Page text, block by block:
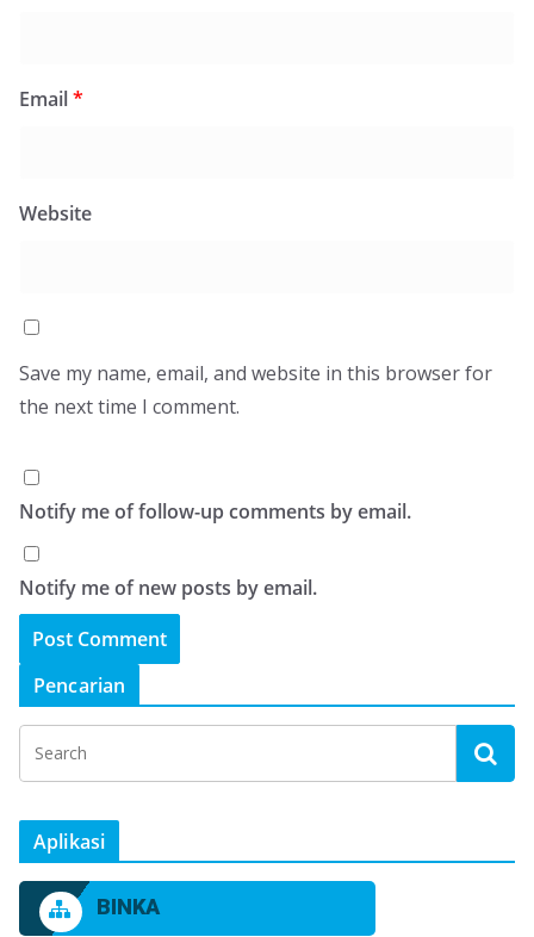
Email*
Website
Save my name, email, and website in this browser for
the next time I comment.
Notify me of follow-up comments by email.
Notify me of new posts by email.
Pencarian
Aplikasi
BINKA